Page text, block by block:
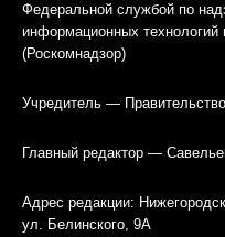
Федеральной службой по
информационных
(Роскомнадзор)
Учредитель —
Главный редактор —
Адрес редакции:
ул. Белинского, 9А